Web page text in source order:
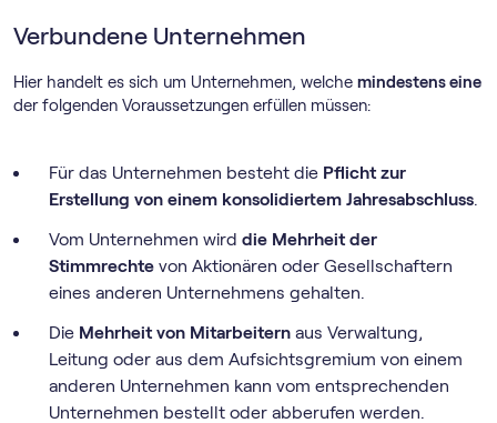
Verbundene Unternehmen
Hier handelt es sich um Unternehmen, welche mindestens eine
der folgenden Voraussetzungen erfüllen müssen:
Für das Unternehmen besteht die Pflicht zur
Erstellung von einem konsolidiertem Jahresabschluss.
Vom Unternehmen wird die Mehrheit der
Stimmrechte von Aktionären oder Gesellschaftern
eines anderen Unternehmens gehalten.
Die Mehrheit von Mitarbeitern aus Verwaltung,
Leitung oder aus dem Aufsichtsgremium von einem
anderen Unternehmen kann vom entsprechenden
Unternehmen bestellt oder abberufen werden.